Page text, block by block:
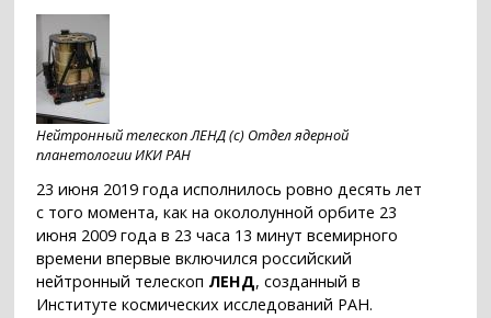
Нейтронный телескоп ЛЕНД (с) Отдел ядерной
планетологии ИКИ РАН
23 июня 2019 года исполнилось ровно десять лет
с того момента, как на окололунной орбите 23
июня 2009 года в 23 часа 13 минут всемирного
времени впервые включился российский
нейтронный телескоп ЛЕНД, созданный в
Институте космических исследований РАН.